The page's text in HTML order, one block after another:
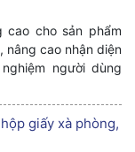
cao cho sản phẩm
nâng cao nhận diện
người dùng
giấy xà phòng,